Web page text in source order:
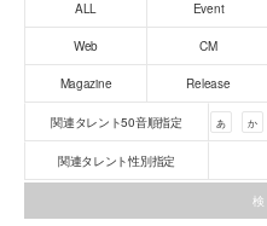
ALL Event
Web CM
Magazine Release
関連タレント50音順指定 あ か
関連タレント性別指定